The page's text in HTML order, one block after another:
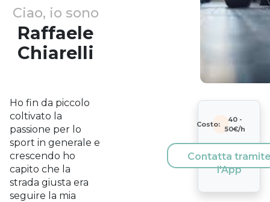
Ciao, io sono
Raffaele
Chiarelli
Ho fin da piccolo
coltivato la
passione per lo
sport in generale e
crescendo ho
capito che la
strada giusta era
seguire la mia
Costo:
40 -
50€/h
Contatta
l'App